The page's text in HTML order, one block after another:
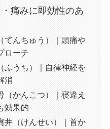
・痛みに即効性のあ
てんちゅう）｜頭痛や
ローチ
ふうち）｜自律神経を
消
（かんこつ）｜寝違え
効果的
井（けんせい）｜首か